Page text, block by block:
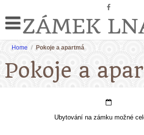
ZÁMEK
Home / Pokoje a apartmá
Pokoje a
Ubytování na zámku možné